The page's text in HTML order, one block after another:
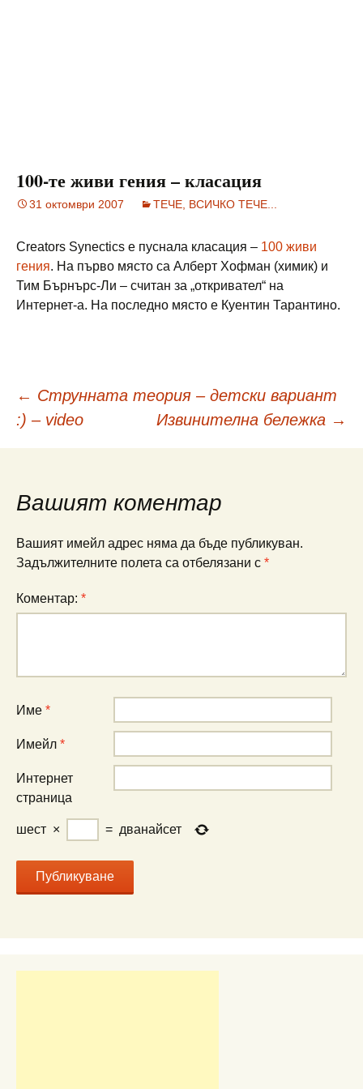
100-те живи гения – класация
31 октомври 2007 ТЕЧЕ, ВСИЧКО ТЕЧЕ...
Creators Synectics е пуснала класация – 100 живи
гения. На първо място са Алберт Хофман (химик) и
Тим Бърнърс-Ли – считан за „откривател“ на
Интернет-а. На последно място е Куентин Тарантино.
Навигация
в
публикациите
← Струнната теория – детски вариант
:) – video
Извинителна бележка →
Вашият коментар
Вашият имейл адрес няма да бъде публикуван.
Задължителните полета са отбелязани с *
Коментар: *
Име *
Имейл *
Интернет
страница
шест × = дванайсет